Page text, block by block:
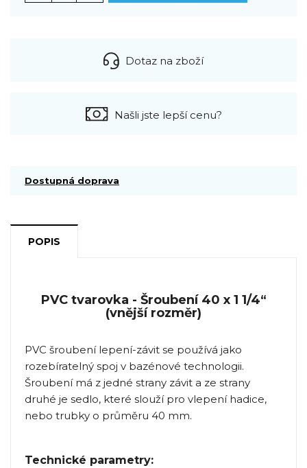
Dotaz na zboží
Našli jste lepší cenu?
Dostupná doprava
POPIS
PVC tvarovka - Šroubení 40 x 1 1/4“
(vnější rozměr)
PVC šroubení lepení-závit se používá jako
rozebíratelný spoj v bazénové technologii.
Šroubení má z jedné strany závit a ze strany
druhé je sedlo, které slouží pro vlepení hadice,
nebo trubky o průměru 40 mm.
Technické parametry: